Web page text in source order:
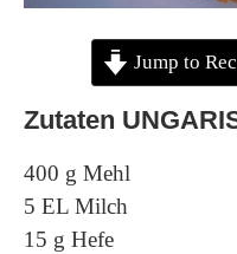
Jump to
Zutaten
400 g Mehl
5 EL Milch
15 g Hefe